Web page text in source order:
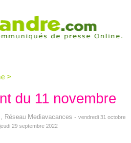
>
du 11 novembre
Réseau Mediavacances - vendredi 31 octobre
29 septembre 2022